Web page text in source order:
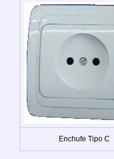
Enchufe Tipo C